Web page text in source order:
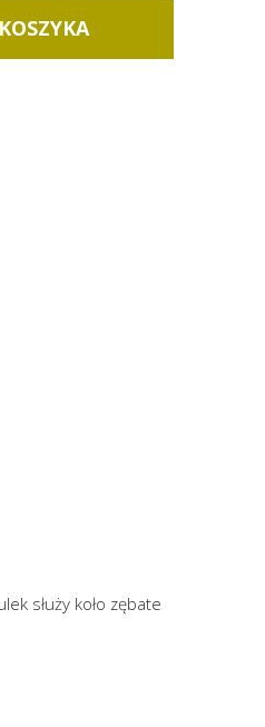
służy koło zębate